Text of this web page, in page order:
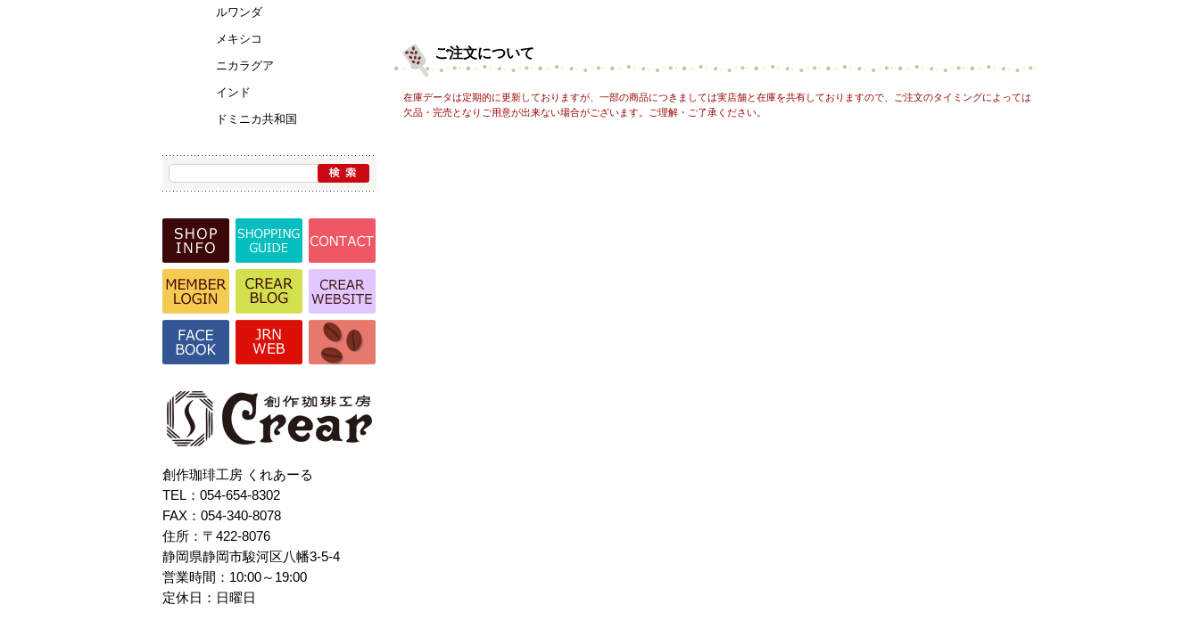
ご注文について
在庫データは定期的に更新しておりますが、一部の商品につきましては実店舗と在庫を共有しておりますので、ご注文のタイミングによっては
欠品・完売となりご用意が出来ない場合がございます。ご理解・ご了承ください。
ルワンダ
メキシコ
ニカラグア
インド
ドミニカ共和国
創作珈琲工房 くれあーる
TEL：054-654-8302
FAX：054-340-8078
住所：〒422-8076
静岡県静岡市駿河区八幡3-5-4
営業時間：10:00～19:00
定休日：日曜日